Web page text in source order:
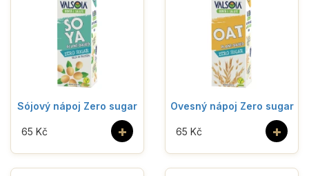
Sójový nápoj Zero sugar
+
65 Kč
Ovesný nápoj Zero sugar
+
65 Kč